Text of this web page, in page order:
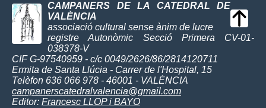
CAMPANERS DE LA CATEDRAL DE
VALÈNCIA
associació cultural sense ànim de lucre
registre Autonòmic Secció Primera CV-01-
038378-V
CIF G-97540959 - c/c 0049/2626/86/2814120711
Ermita de Santa Llúcia - Carrer de l'Hospital, 15
Telèfon 636 066 978 - 46001 - VALÈNCIA
campanerscatedralvalencia@gmail.com
Editor: Francesc LLOP i BAYO